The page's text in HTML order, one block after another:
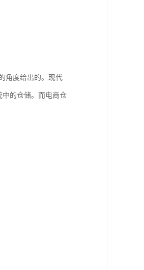
角度给出的。现代
中的仓储。而电商仓